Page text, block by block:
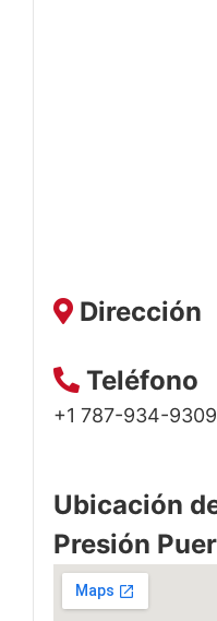
Dirección
Teléfono
+1 787-934-9309
Ubicación
Presión